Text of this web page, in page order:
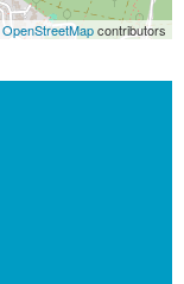
OpenStreetMapcontributors